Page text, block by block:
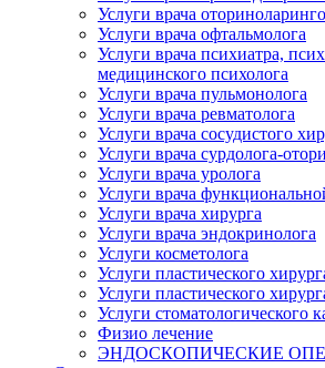
Услуги врача
Услуги врача офтальмолога
Услуги врача психиатра,
медицинского психолога
Услуги врача пульмонолога
Услуги врача ревматолога
Услуги врача сосудистого
Услуги врача сурдолога-
Услуги врача уролога
Услуги врача
Услуги врача хирурга
Услуги врача эндокринолога
Услуги косметолога
Услуги пластического
Услуги пластического
Услуги стоматологического
Физио лечение
ЭНДОСКОПИЧЕСКИЕ